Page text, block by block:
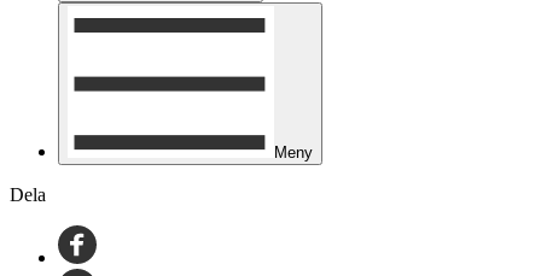
Meny
Dela